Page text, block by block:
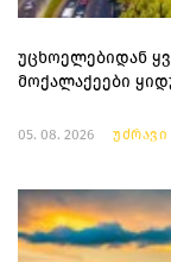
უცხოელებიდან
მოქალაქეები
05. 08. 2026 უძრავი